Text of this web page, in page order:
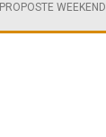
PROPOSTE WEEKEND